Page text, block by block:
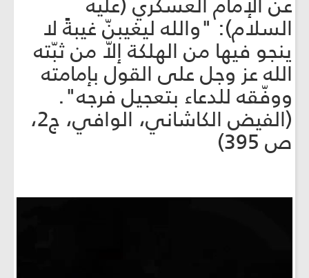
السلام): "والله ليغيبنّ غيبةً لا
ينجو فيها من الهلكة إلاّ من ثبّته
الله عز وجل على القول بإمامته
ووفّقه للدعاء بتعجيل فرجه".
(الفيض الكاشاني، الوافي، ج2،
ص 395)